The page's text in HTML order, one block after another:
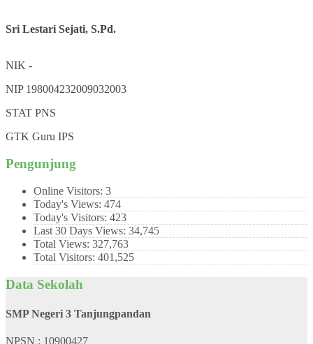
Sri Lestari Sejati, S.Pd.
NIK -
NIP 198004232009032003
STAT PNS
GTK Guru IPS
Pengunjung
Online Visitors: 3
Today's Views: 474
Today's Visitors: 423
Last 30 Days Views: 34,745
Total Views: 327,763
Total Visitors: 401,525
Data Sekolah
SMP Negeri 3 Tanjungpandan
NPSN : 10900427